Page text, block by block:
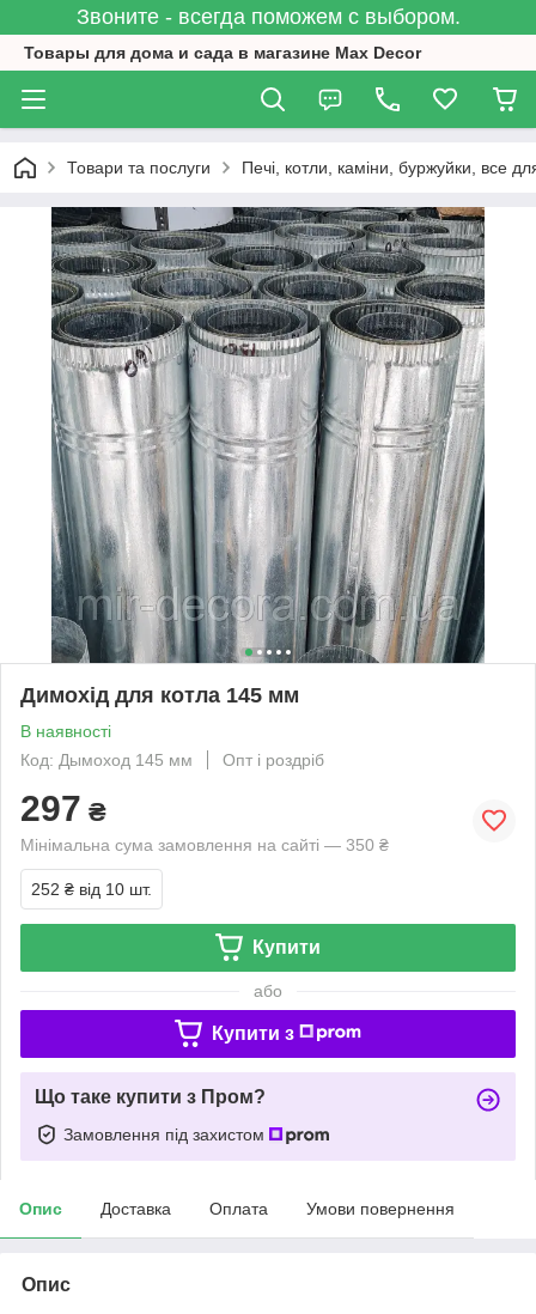
Звоните - всегда поможем с выбором.
Товары для дома и сада в магазине Max Decor
Товари та послуги Печі, котли, каміни, буржуйки, все
Димохід для котла 145 мм
В наявності
Код: Дымоход 145 мм
Опт і роздріб
297 ₴
Мінімальна сума замовлення на сайті — 350 ₴
252 ₴ від 10 шт.
Купити
або
Купити з
Що таке купити з Пром?
Замовлення під захистом
Опис Доставка Оплата Умови повернення
Опис